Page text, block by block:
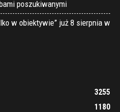
poszukiwanymi
w obiektywie” już 8 sierpnia w
3255
1180